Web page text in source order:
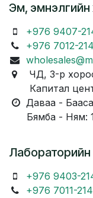
Эм,
+976 9407-
+976 7012-
ЧД, 3-р
Капитал
Даваа -
Бямба - Ням:
+976 9403-
+976 7011-